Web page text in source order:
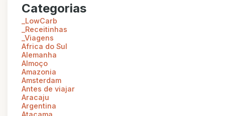
Categorias
_LowCarb
_Receitinhas
_Viagens
Africa do Sul
Alemanha
Almoço
Amazonia
Amsterdam
Antes de viajar
Aracaju
Argentina
Atacama